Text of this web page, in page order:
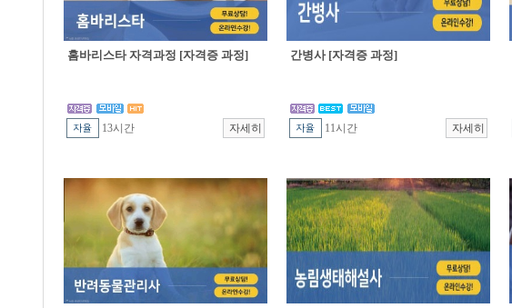
홈바리스타 자격과정 [자격증 과정]
13시간
간병사 [자격증 과정]
11시간